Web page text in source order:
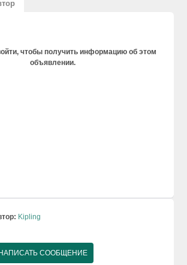
чтобы получить информацию об этом
объявлении.
Kipling
СООБЩЕНИЕ